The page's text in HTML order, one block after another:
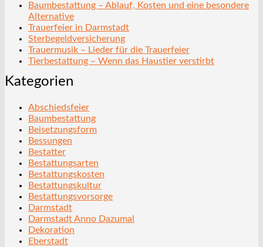
Baumbestattung – Ablauf, Kosten und eine besondere
Alternative
Trauerfeier in Darmstadt
Sterbegeldversicherung
Trauermusik – Lieder für die Trauerfeier
Tierbestattung – Wenn das Haustier verstirbt
Kategorien
Abschiedsfeier
Baumbestattung
Beisetzungsform
Bessungen
Bestatter
Bestattungsarten
Bestattungskosten
Bestattungskultur
Bestattungsvorsorge
Darmstadt
Darmstadt Anno Dazumal
Dekoration
Eberstadt